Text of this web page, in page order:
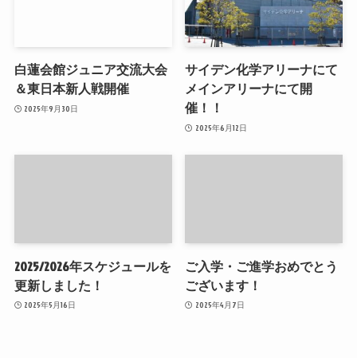
白蓮会館ジュニア交流大会
＆東日本新人戦開催
2025年9月30日
サイデン化学アリーナにて
メインアリーナにて開
催！！
2025年6月12日
2025/2026年スケジュールを
更新しました！
2025年5月16日
ご入学・ご進学おめでとう
ございます！
2025年4月7日